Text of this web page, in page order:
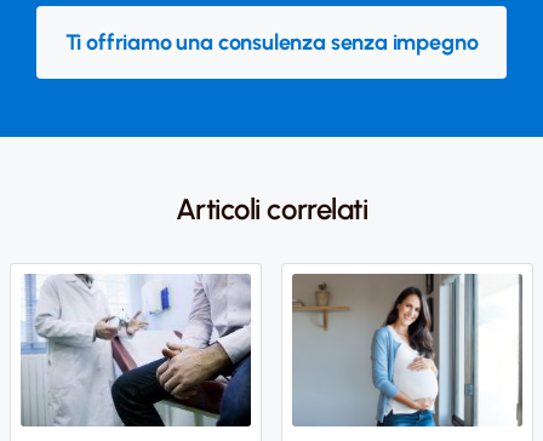
Ti offriamo una consulenza senza impegno
Articoli correlati